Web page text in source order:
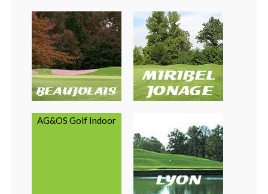
AG&OS Golf Indoor